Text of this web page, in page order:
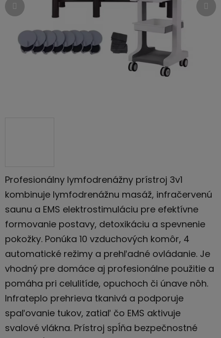
Profesionálny lymfodrenážny prístroj 3v1
kombinuje lymfodrenážnu masáž, infračervenú
saunu a EMS elektrostimuláciu pre efektívne
formovanie postavy, detoxikáciu a spevnenie
pokožky. Ponúka 10 vzduchových komôr, 4
automatické režimy a prehľadné ovládanie. Je
vhodný pre domáce aj profesionálne použitie a
pomáha pri celulitíde, opuchoch či únave nôh.
Infrateplo prehrieva tkanivá a podporuje
spaľovanie tukov, zatiaľ čo EMS aktivuje
svalové vlákna. Prístroj spĺňa bezpečnostné